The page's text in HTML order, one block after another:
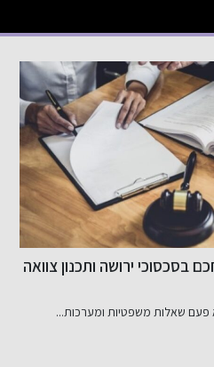
בסכסוכי ירושה ותכנון צוואה
פעם שאלות משפטיות ומערכות...